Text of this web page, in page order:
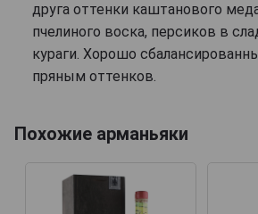
друга оттенки каштанового
пчелиного воска, персиков в
кураги. Хорошо
пряным оттенков.
Похожие арманьяки